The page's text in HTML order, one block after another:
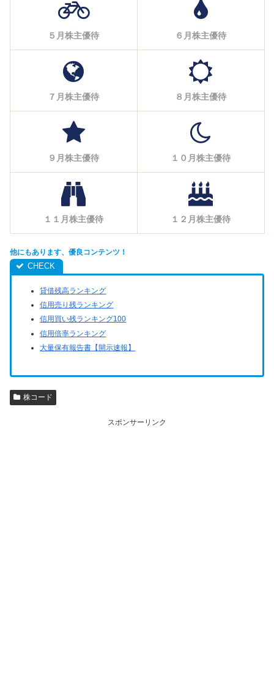
５月株主優待 ６月株主優待
７月株主優待 ８月株主優待
９月株主優待 １０月株主優待
１１月株主優待 １２月株主優待
他にもあります、優良コンテンツ！
貸借残高ランキング
信用売り残ランキング
信用買い残ランキング100
信用倍率ランキング
大量保有報告書【開示速報】
株コード
スポンサーリンク